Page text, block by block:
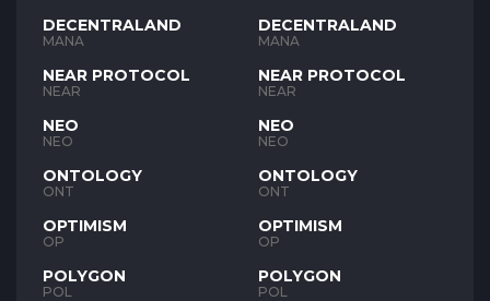
DECENTRALAND
MANA
NEAR PROTOCOL
NEAR
NEO
NEO
ONTOLOGY
ONT
OPTIMISM
OP
POLYGON
POL
DECENTRALAND
MANA
NEAR PROTOCOL
NEAR
NEO
NEO
ONTOLOGY
ONT
OPTIMISM
OP
POLYGON
POL